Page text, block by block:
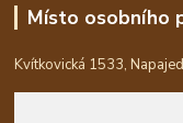
Místo osobního
Kvítkovická 1533,